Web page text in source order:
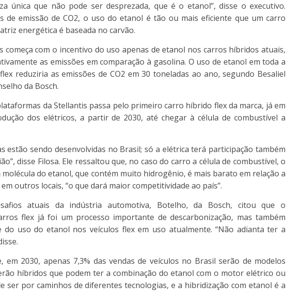
única que não pode ser desprezada, que é o etanol”, disse o executivo.
de emissão de CO2, o uso do etanol é tão ou mais eficiente que um carro
energética é baseada no carvão.
começa com o incentivo do uso apenas de etanol nos carros híbridos atuais,
as emissões em comparação à gasolina. O uso de etanol em toda a
reduziria as emissões de CO2 em 30 toneladas ao ano, segundo Besaliel
da Bosch.
da Stellantis passa pelo primeiro carro híbrido flex da marca, já em
dos elétricos, a partir de 2030, até chegar à célula de combustível a
estão sendo desenvolvidas no Brasil; só a elétrica terá participação também
disse Filosa. Ele ressaltou que, no caso do carro a célula de combustível, o
molécula do etanol, que contém muito hidrogênio, é mais barato em relação a
outros locais, “o que dará maior competitividade ao país”.
atuais da indústria automotiva, Botelho, da Bosch, citou que o
flex já foi um processo importante de descarbonização, mas também
do uso do etanol nos veículos flex em uso atualmente. “Não adianta ter a
em 2030, apenas 7,3% das vendas de veículos no Brasil serão de modelos
híbridos que podem ter a combinação do etanol com o motor elétrico ou
ser por caminhos de diferentes tecnologias, e a hibridização com etanol é a